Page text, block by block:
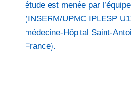
étude est menée par
(INSERM/UPMC IPLESP
médecine-Hôpital Saint-
France).